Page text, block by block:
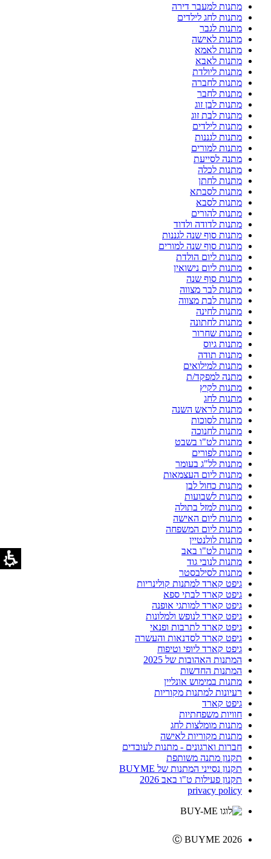
מתנות למעבר דירה
מתנות לחג לילדים
מתנות לגבר
מתנות לאישה
מתנות לאמא
מתנות לאבא
מתנות ליולדת
מתנות לחברה
מתנות לחבר
מתנות לבן זוג
מתנות לבת זוג
מתנות לילדים
מתנות לגננות
מתנות למורים
מתנה לסייעת
מתנות לכלה
מתנות לחתן
מתנות לסבתא
מתנות לסבא
מתנות להורים
מתנות לדודה ולדוד
מתנות סוף שנה לגננות
מתנות סוף שנה למורים
מתנות ליום הולדת
מתנות ליום נישואין
מתנות סוף שנה
מתנות לבר מצווה
מתנות לבת מצווה
מתנות לחינה
מתנות לחתונה
מתנות שחרור
מתנות גיוס
מתנות תודה
מתנות למילואים
מתנה למפקד/ת
מתנות לקיץ
מתנות לחג
מתנות לראש השנה
מתנות לסוכות
מתנות לחנוכה
מתנות לט"ו בשבט
מתנות לפורים
מתנות לל"ג בעומר
מתנות ליום העצמאות
מתנות כחול לבן
מתנות לשבועות
מתנות למזל בתולה
מתנות ליום האישה
מתנות ליום המשפחה
מתנות לולנטיין
מתנות לט"ו באב
מתנות לנובי גוד
מתנות לסילבסטר
גיפט קארד למתנות קולינריות
גיפט קארד לבתי ספא
גיפט קארד למותגי אופנה
גיפט קארד לנופש ולמלונות
גיפט קארד לתרבות ופנאי
גיפט קארד לסדנאות והעשרה
גיפט קארד ליופי וטיפוח
המתנות האהובות של 2025
המתנות החדשות
מתנות במימוש אונליין
רעיונות למתנות מקוריות
גיפט קארד
חוויות משפחתיות
מתנות מומלצות לחג
מתנות מקוריות לאישה
חברות וארגונים - מתנות לעובדים
תקנון מתנה משותפת
תקנון נסייני המתנות של BUYME
תקנון פעילות ט"ו באב 2026
privacy policy
Ⓒ BUYME 2026